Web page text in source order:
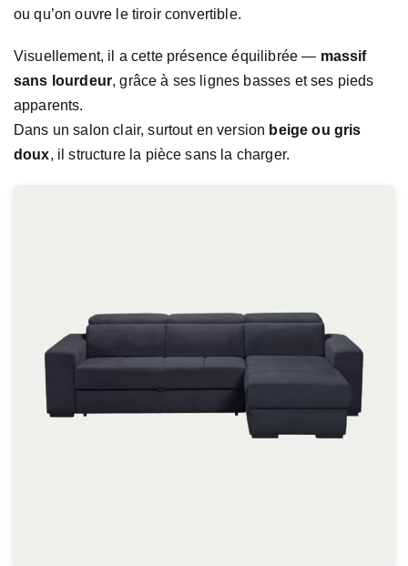
ou qu’on ouvre le tiroir convertible.
Visuellement, il a cette présence équilibrée — massif
sans lourdeur, grâce à ses lignes basses et ses pieds
apparents.
Dans un salon clair, surtout en version beige ou gris
doux, il structure la pièce sans la charger.